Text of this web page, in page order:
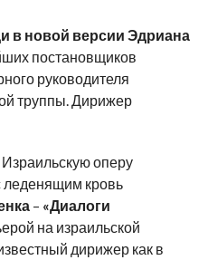
в новой версии Эдриана
постановщиков
руководителя
труппы. Дирижер
оперу
кровь
– «Диалоги
на израильской
дирижер как в